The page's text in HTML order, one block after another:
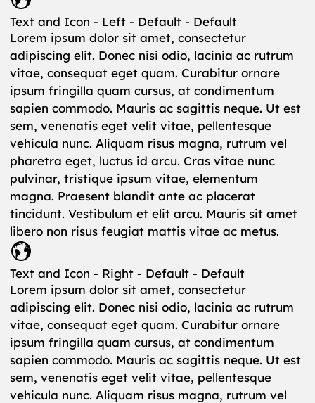
Text and Icon - Left - Default - Default
Lorem ipsum dolor sit amet, consectetur
adipiscing elit. Donec nisi odio, lacinia ac rutrum
vitae, consequat eget quam. Curabitur ornare
ipsum fringilla quam cursus, at condimentum
sapien commodo. Mauris ac sagittis neque. Ut est
sem, venenatis eget velit vitae, pellentesque
vehicula nunc. Aliquam risus magna, rutrum vel
pharetra eget, luctus id arcu. Cras vitae nunc
pulvinar, tristique ipsum vitae, elementum
magna. Praesent blandit ante ac placerat
tincidunt. Vestibulum et elit arcu. Mauris sit amet
libero non risus feugiat mattis vitae ac metus.
Text and Icon - Right - Default - Default
Lorem ipsum dolor sit amet, consectetur
adipiscing elit. Donec nisi odio, lacinia ac rutrum
vitae, consequat eget quam. Curabitur ornare
ipsum fringilla quam cursus, at condimentum
sapien commodo. Mauris ac sagittis neque. Ut est
sem, venenatis eget velit vitae, pellentesque
vehicula nunc. Aliquam risus magna, rutrum vel